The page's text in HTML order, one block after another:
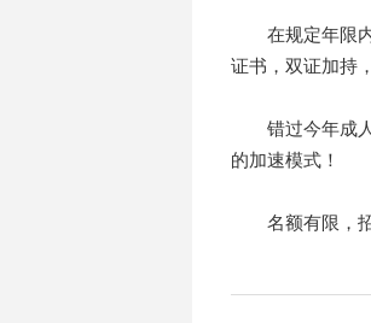
在规定年限内
证书，双证加持
错过今年成人
的加速模式！
名额有限，招